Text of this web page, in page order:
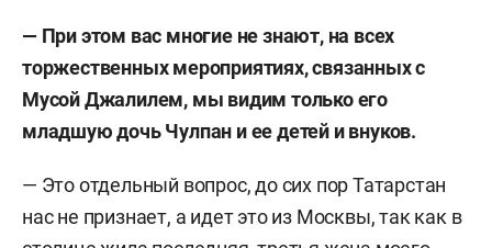
— При этом вас многие не знают, на всех
торжественных мероприятиях, связанных с
Мусой Джалилем, мы видим только его
младшую дочь Чулпан и ее детей и внуков.
— Это отдельный вопрос, до сих пор Татарстан
нас не признает, а идет это из Москвы, так как в